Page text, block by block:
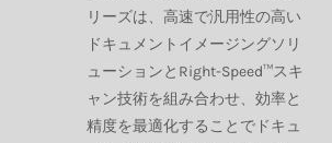
リーズは、高速で汎用性の高い
ドキュメントイメージングソリ
ューションとRight-Speed™スキ
ャン技術を組み合わせ、効率と
精度を最適化することでドキュ